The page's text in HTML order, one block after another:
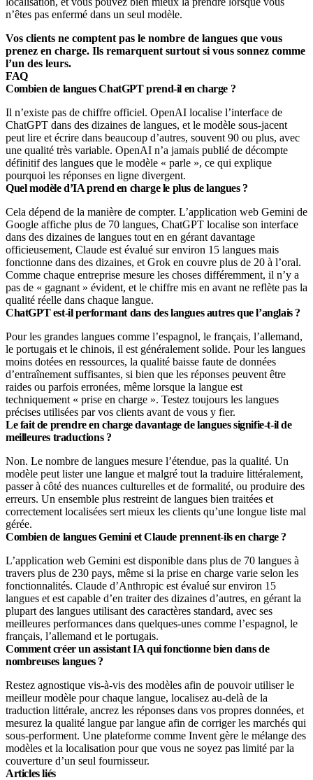
n’êtes pas enfermé dans un seul modèle.
Vos clients ne comptent pas le nombre de langues que vous
prenez en charge. Ils remarquent surtout si vous sonnez comme
l’un des leurs.
FAQ
Combien de langues ChatGPT prend-il en charge ?
Il n’existe pas de chiffre officiel. OpenAI localise l’interface de
ChatGPT dans des dizaines de langues, et le modèle sous-jacent
peut lire et écrire dans beaucoup d’autres, souvent 90 ou plus, avec
une qualité très variable. OpenAI n’a jamais publié de décompte
définitif des langues que le modèle « parle », ce qui explique
pourquoi les réponses en ligne divergent.
Quel modèle d’IA prend en charge le plus de langues ?
Cela dépend de la manière de compter. L’application web Gemini de
Google affiche plus de 70 langues, ChatGPT localise son interface
dans des dizaines de langues tout en en gérant davantage
officieusement, Claude est évalué sur environ 15 langues mais
fonctionne dans des dizaines, et Grok en couvre plus de 20 à l’oral.
Comme chaque entreprise mesure les choses différemment, il n’y a
pas de « gagnant » évident, et le chiffre mis en avant ne reflète pas la
qualité réelle dans chaque langue.
ChatGPT est-il performant dans des langues autres que l’anglais ?
Pour les grandes langues comme l’espagnol, le français, l’allemand,
le portugais et le chinois, il est généralement solide. Pour les langues
moins dotées en ressources, la qualité baisse faute de données
d’entraînement suffisantes, si bien que les réponses peuvent être
raides ou parfois erronées, même lorsque la langue est
techniquement « prise en charge ». Testez toujours les langues
précises utilisées par vos clients avant de vous y fier.
Le fait de prendre en charge davantage de langues signifie-t-il de
meilleures traductions ?
Non. Le nombre de langues mesure l’étendue, pas la qualité. Un
modèle peut lister une langue et malgré tout la traduire littéralement,
passer à côté des nuances culturelles et de formalité, ou produire des
erreurs. Un ensemble plus restreint de langues bien traitées et
correctement localisées sert mieux les clients qu’une longue liste mal
gérée.
Combien de langues Gemini et Claude prennent-ils en charge ?
L’application web Gemini est disponible dans plus de 70 langues à
travers plus de 230 pays, même si la prise en charge varie selon les
fonctionnalités. Claude d’Anthropic est évalué sur environ 15
langues et est capable d’en traiter des dizaines d’autres, en gérant la
plupart des langues utilisant des caractères standard, avec ses
meilleures performances dans quelques-unes comme l’espagnol, le
français, l’allemand et le portugais.
Comment créer un assistant IA qui fonctionne bien dans de
nombreuses langues ?
Restez agnostique vis-à-vis des modèles afin de pouvoir utiliser le
meilleur modèle pour chaque langue, localisez au-delà de la
traduction littérale, ancrez les réponses dans vos propres données, et
mesurez la qualité langue par langue afin de corriger les marchés qui
sous-performent. Une plateforme comme Invent gère le mélange des
modèles et la localisation pour que vous ne soyez pas limité par la
couverture d’un seul fournisseur.
Articles liés